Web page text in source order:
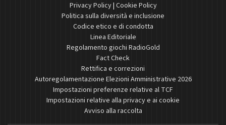
Privacy Policy| Cookie Policy
Politica sulla diversità e inclusione
Codice etico e di condotta
Linea Editoriale
Regolamento giochi RadioGold
Fact Check
Rettifica e correzioni
Autoregolamentazione Elezioni Amministrative 2026
Impostazioni preferenze relative al TCF
Impostazioni relative alla privacy e ai cookie
Avviso alla raccolta